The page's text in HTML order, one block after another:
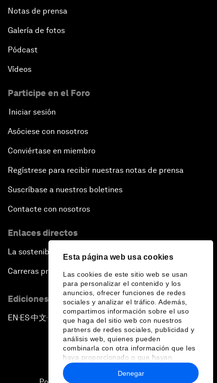
Esta página web usa cookies
Las cookies de este sitio web se usan
para personalizar el contenido y los
anuncios, ofrecer funciones de redes
sociales y analizar el tráfico. Además,
compartimos información sobre el uso
que haga del sitio web con nuestros
partners de redes sociales, publicidad y
análisis web, quienes pueden
combinarla con otra información que les
haya proporcionado o que hayan
recopilado a partir del uso que haya
hecho de sus servicios.
Denegar
Notas de prensa
Galería de fotos
Pódcast
Vídeos
Participe en el Foro
Iniciar sesión
Asóciese con nosotros
Conviértase en miembro
Regístrese para recibir nuestras notas de prensa
Suscríbase a nuestros boletines
Contacte con nosotros
Enlaces directos
La sostenibilidad en el Foro
Carreras profesionales
Ediciones en otros idiomas
EN ▪ES▪中文▪ 日本語